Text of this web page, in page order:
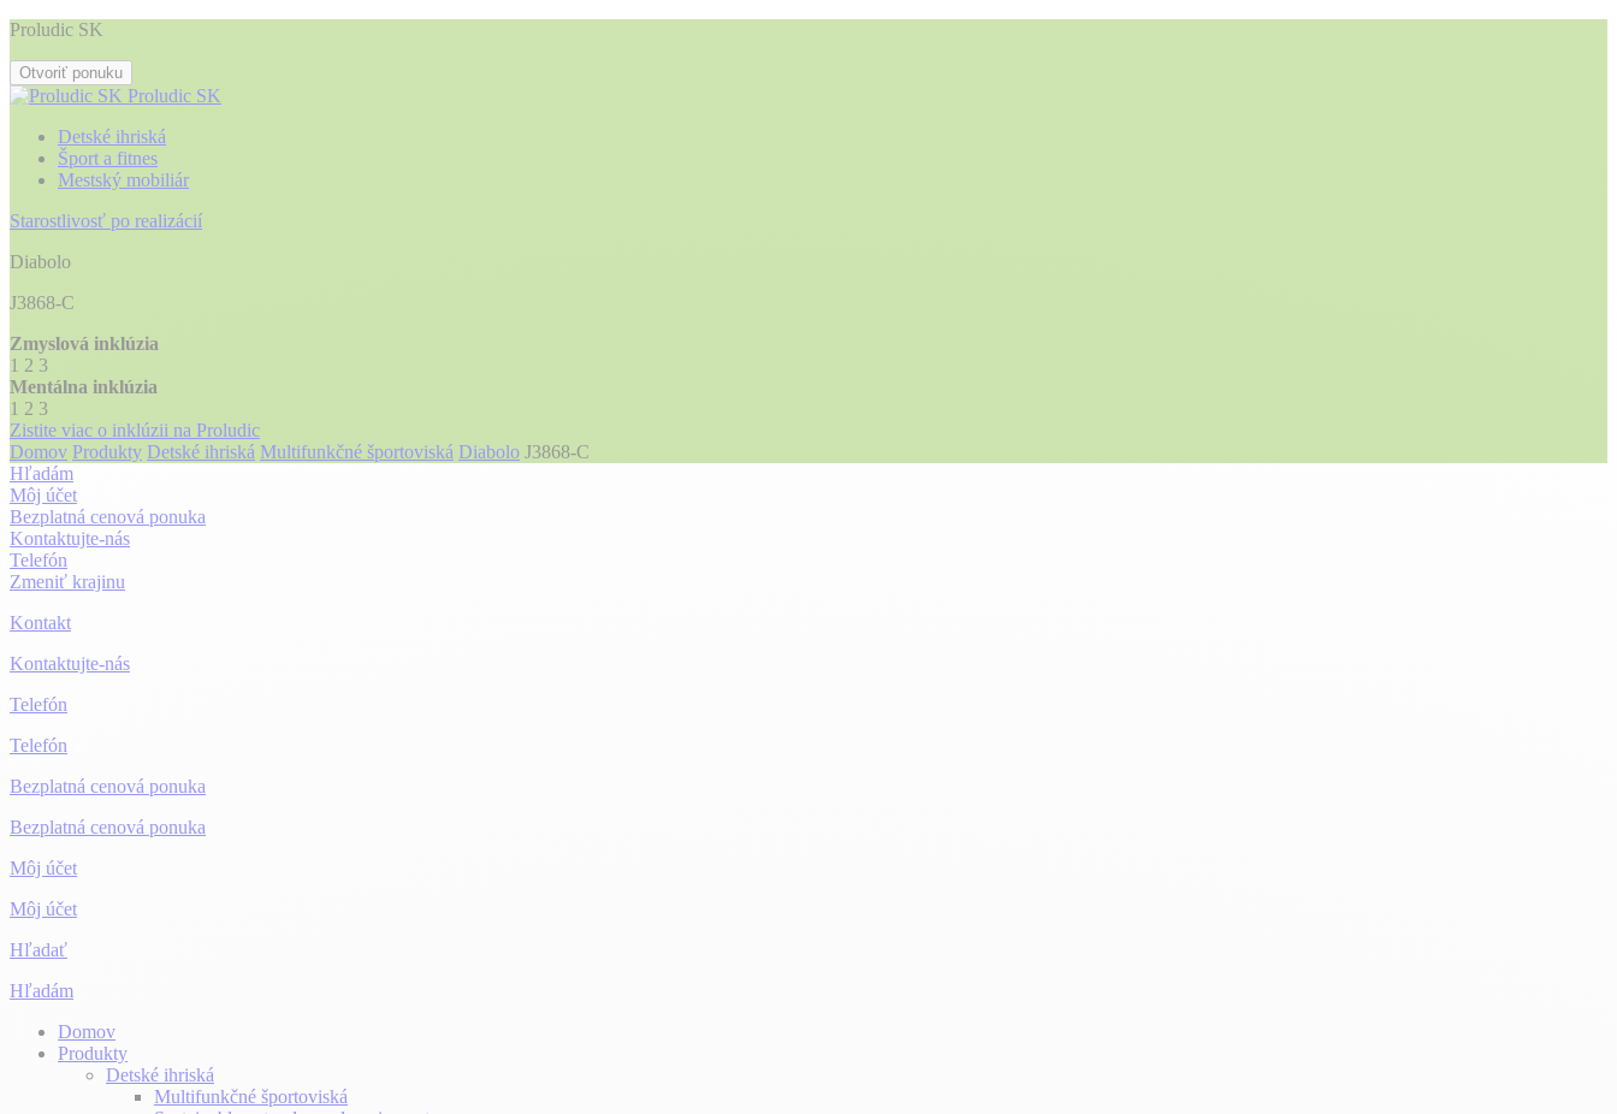
Proludic SK
Otvoriť ponuku
Proludic SK
Detské ihriská
Šport a fitnes
Mestský mobiliár
Starostlivosť po realizácií
Diabolo
J3868-C
Zmyslová inklúzia
1 2 3
Mentálna inklúzia
1 2 3
Zistite viac o inklúzii na Proludic
Domov Produkty Detské ihriská Multifunkčné športoviská Diabolo J3868-C
Hľadám
Môj účet
Bezplatná cenová ponuka
Kontaktujte-nás
Telefón
Zmeniť krajinu
Kontakt
Kontaktujte-nás
Telefón
Telefón
Bezplatná cenová ponuka
Bezplatná cenová ponuka
Môj účet
Môj účet
Hľadať
Hľadám
Domov
Produkty
Detské ihriská
Multifunkčné športoviská